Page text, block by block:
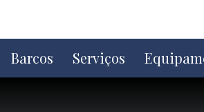
o
conteúdo
Barcos Serviços